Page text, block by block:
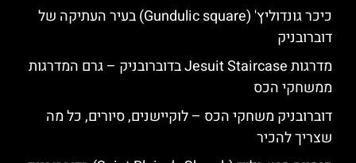
כיכר גונדוליץ' (Gundulic square) בעיר העתיקה של
דוברובניק
מדרגות Jesuit Staircase בדוברובניק – גרם המדרגות
ממשחקי הכס
דוברובניק משחקי הכס – לוקיישנים, סיורים, כל מה
שצריך להכיר